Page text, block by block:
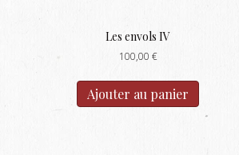
Les envols IV
100,00 €
Ajouter au panier